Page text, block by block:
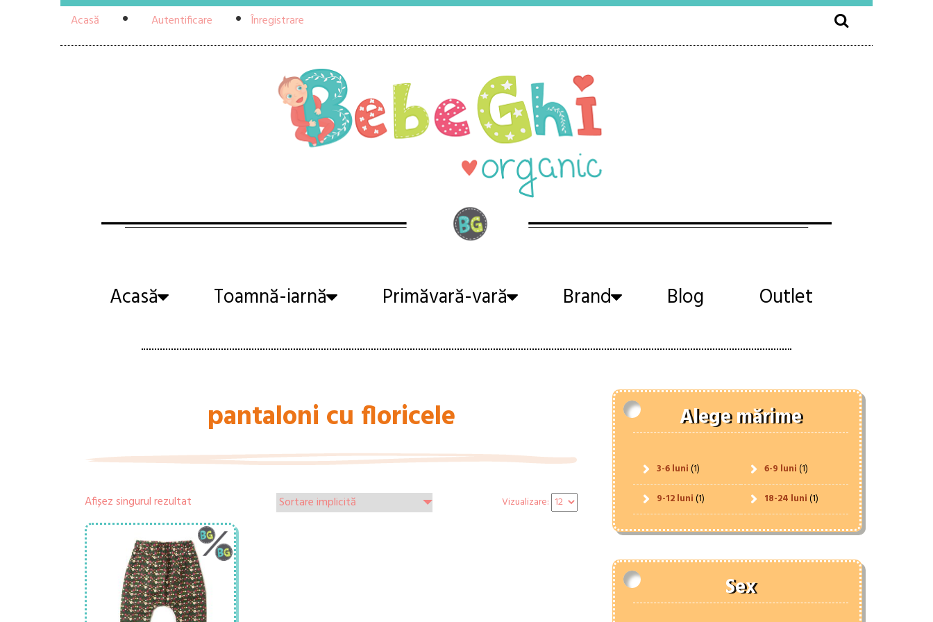
Acasă Autentificare Înregistrare
Acasă Toamnă-iarnă Primăvară-vară Brand Blog Outlet
pantaloni cu floricele
Afișez singurul rezultat Vizualizare:
Alege mărime
3-6 luni(1) 6-9 luni(1)
9-12 luni(1) 18-24 luni(1)
Sex